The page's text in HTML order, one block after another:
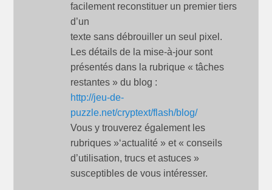
facilement reconstituer un premier tiers
d’un
texte sans débrouiller un seul pixel.
Les détails de la mise-à-jour sont
présentés dans la rubrique « tâches
restantes » du blog :
http://jeu-de-
puzzle.net/cryptext/flash/blog/
Vous y trouverez également les
rubriques »‘actualité » et « conseils
d’utilisation, trucs et astuces »
susceptibles de vous intéresser.